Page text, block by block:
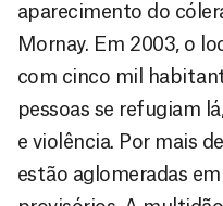
aparecimento do
Mornay. Em 2003, o
com cinco mil
pessoas se refugiam
e violência. Por mais
estão aglomeradas